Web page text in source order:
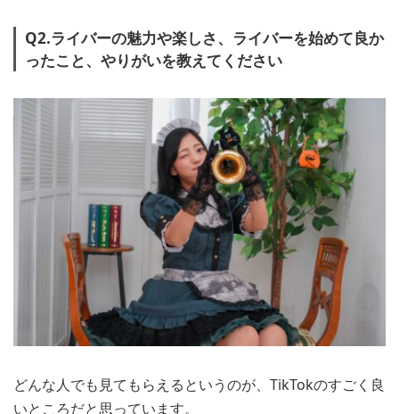
Q2.ライバーの魅力や楽しさ、ライバーを始めて良か
ったこと、やりがいを教えてください
どんな人でも見てもらえるというのが、TikTokのすごく良
いところだと思っています。